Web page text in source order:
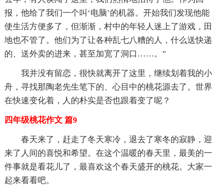
报，他给了我们一个叫‘电脑’的机器。开始我们发现他能
使生活方便多了，但渐渐，村中的年轻人迷上了游戏，田
地也不管了。他们为了让各种乱七八糟的人，什么送快递
的、送外卖的进来，甚至加宽了洞口……。”
我并没有留恋，很快就离开了这里，继续划着我的小
舟，寻找那陶老先生笔下的、心目中的桃花源去了。世界
在快速变化着，人的朴实是否也跟着变了呢？
四年级桃花作文 篇9
春天来了，赶走了冬天寒冷，退去了寒冬的寂静，迎
来了人间的喜悦和希望。在这个温暖的春天里，最美的一
件事就是看花儿了，最喜欢这个春天盛开的桃花。大家一
起来看看吧。